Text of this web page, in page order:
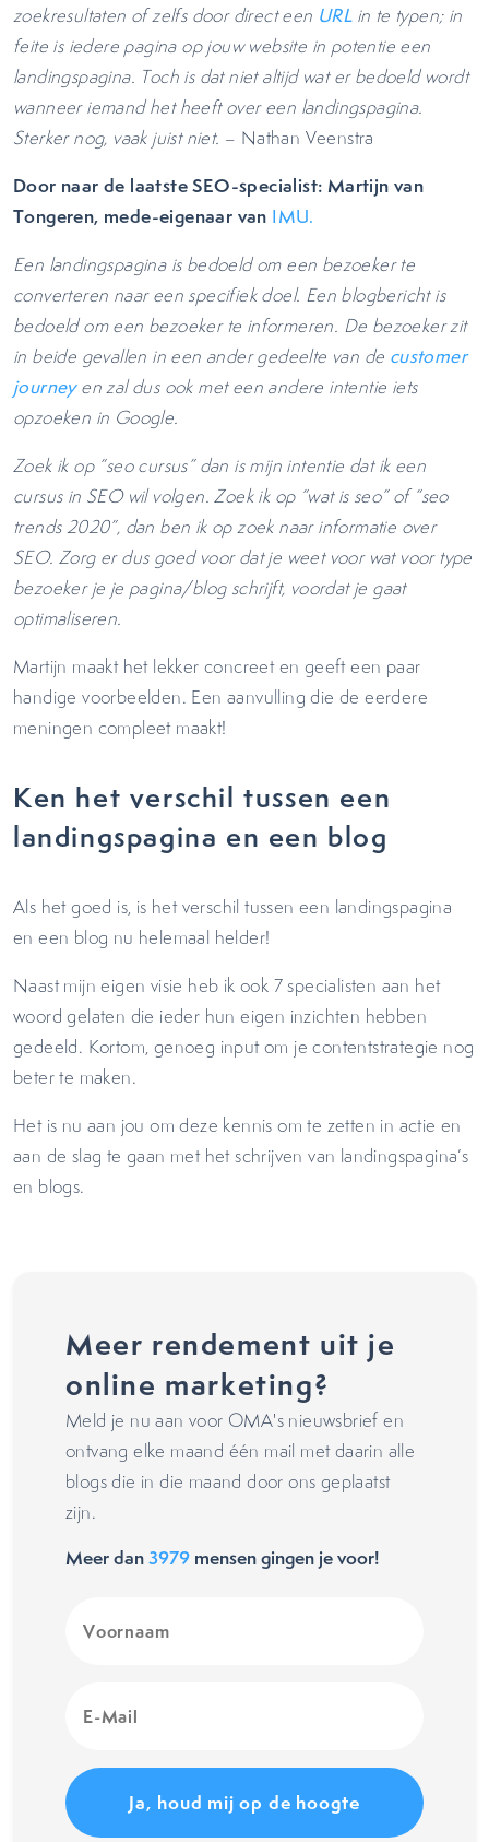
zoekresultaten of zelfs door direct een URLin te typen; in
feite is iedere pagina op jouw website in potentie een
landingspagina. Toch is dat niet altijd wat er bedoeld wordt
wanneer iemand het heeft over een landingspagina.
Sterker nog, vaak juist niet. – Nathan Veenstra
Door naar de laatste SEO-specialist: Martijn van
Tongeren, mede-eigenaar van IMU.
Een landingspagina is bedoeld om een bezoeker te
converteren naar een specifiek doel. Een blogbericht is
bedoeld om een bezoeker te informeren. De bezoeker zit
in beide gevallen in een ander gedeelte van de customer
journeyen zal dus ook met een andere intentie iets
opzoeken in Google.
Zoek ik op “seo cursus” dan is mijn intentie dat ik een
cursus in SEO wil volgen. Zoek ik op “wat is seo” of “seo
trends 2020”, dan ben ik op zoek naar informatie over
SEO. Zorg er dus goed voor dat je weet voor wat voor type
bezoeker je je pagina/blog schrijft, voordat je gaat
optimaliseren.
Martijn maakt het lekker concreet en geeft een paar
handige voorbeelden. Een aanvulling die de eerdere
meningen compleet maakt!
Ken het verschil tussen een
landingspagina en een blog
Als het goed is, is het verschil tussen een landingspagina
en een blog nu helemaal helder!
Naast mijn eigen visie heb ik ook 7 specialisten aan het
woord gelaten die ieder hun eigen inzichten hebben
gedeeld. Kortom, genoeg input om je contentstrategie nog
beter te maken.
Het is nu aan jou om deze kennis om te zetten in actie en
aan de slag te gaan met het schrijven van landingspagina’s
en blogs.
Meer rendement uit je
online marketing?
Meld je nu aan voor OMA's nieuwsbrief en
ontvang elke maand één mail met daarin alle
blogs die in die maand door ons geplaatst
zijn.
Meer dan3979 mensen gingen je voor!
(Vereist)
Mail